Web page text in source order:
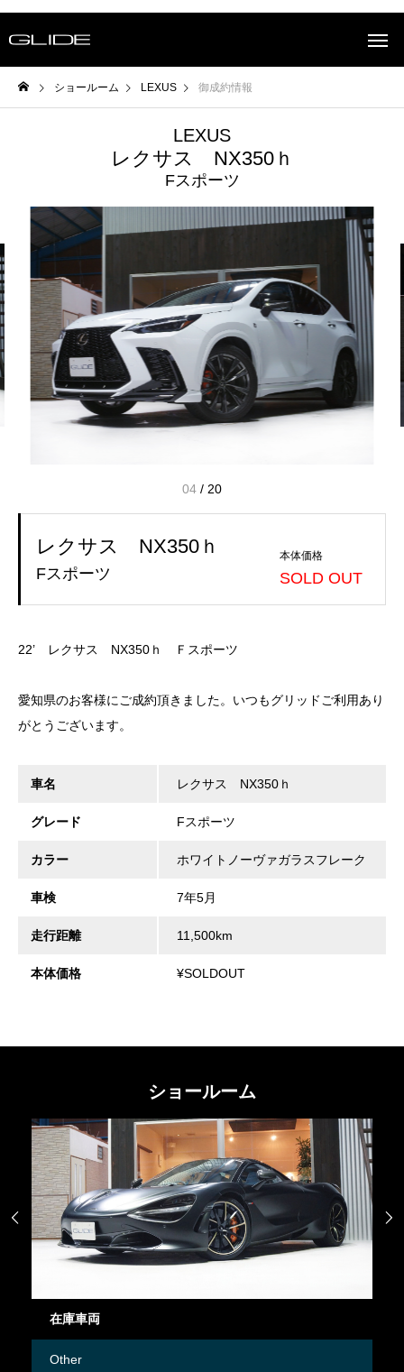
ショールーム LEXUS 御成約情報
LEXUS
レクサス NX350ｈ
Fスポーツ
04 / 20
レクサス NX350ｈ
Fスポーツ
本体価格
SOLD OUT
22’ レクサス NX350ｈ Ｆスポーツ
愛知県のお客様にご成約頂きました。いつもグリッドご利用あり
がとうございます。
車名 レクサス NX350ｈ
グレード Fスポーツ
カラー ホワイトノーヴァガラスフレーク
車検 7年5月
走行距離 11,500km
本体価格 ¥SOLDOUT
ショールーム
在庫車両
Other
 